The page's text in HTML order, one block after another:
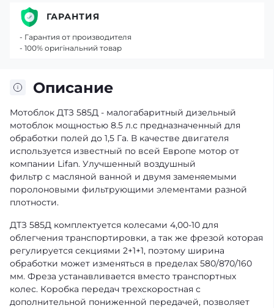
Описание
Мотоблок ДТЗ 585Д - малогабаритный дизельный
мотоблок мощностью 8.5 л.с предназначенный для
обработки полей до 1,5 Га. В качестве двигателя
используется известный по всей Европе мотор от
компании Lifan. Улучшенный воздушный
фильтр с масляной ванной и двумя заменяемыми
поролоновыми фильтрующими элементами разной
плотности.
ДТЗ 585Д комплектуется колесами 4,00-10 для
облегчения транспортировки, а так же фрезой которая
регулируется секциями 2+1+1, поэтому ширина
обработки может изменяться в пределах 580/870/160
мм. Фреза устанавливается вместо транспортных
колес. Коробка передач трехскоростная с
дополнительной пониженной передачей, позволяет
ГАРАНТИЯ
- Гарантия от производителя
- 100% оригінальний товар